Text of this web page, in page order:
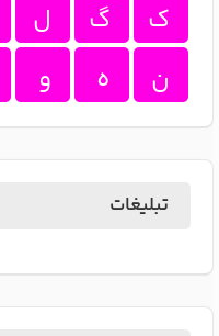
ک
گ
ل
ن
ه و
تبلیغات